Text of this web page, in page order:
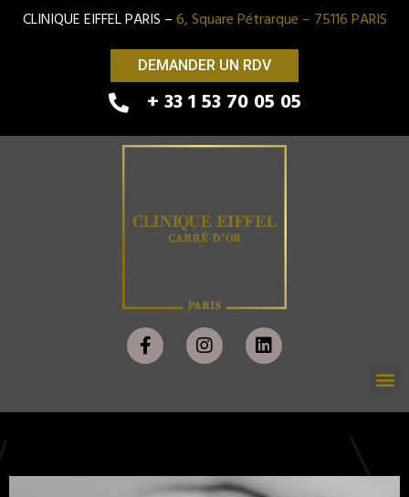
CLINIQUE EIFFEL PARIS –6, Square Pétrarque – 75116 PARIS
DEMANDER UN RDV
+ 33 1 53 70 05 05